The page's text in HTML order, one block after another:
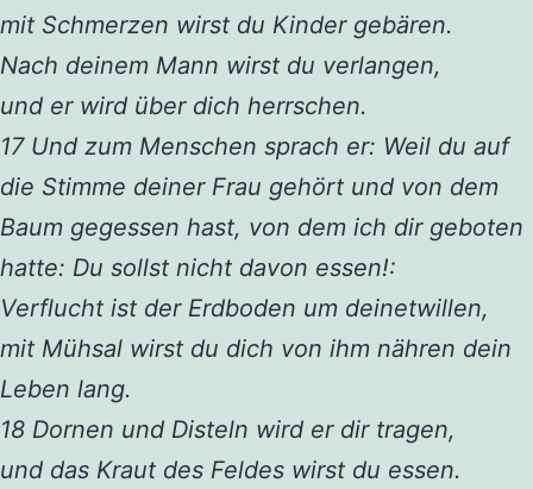
mit Schmerzen wirst du Kinder gebären.
Nach deinem Mann wirst du verlangen,
und er wird über dich herrschen.
17 Und zum Menschen sprach er: Weil du auf
die Stimme deiner Frau gehört und von dem
Baum gegessen hast, von dem ich dir geboten
hatte: Du sollst nicht davon essen!:
Verflucht ist der Erdboden um deinetwillen,
mit Mühsal wirst du dich von ihm nähren dein
Leben lang.
18 Dornen und Disteln wird er dir tragen,
und das Kraut des Feldes wirst du essen.